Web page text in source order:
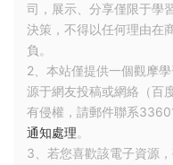
司，展示、分享僅限于學
決策，不得以任何理由在
負。
2、本站僅提供一個觀摩
源于網友投稿或網絡（百
有侵權，請郵件聯系
通知處理。
3、若您喜歡該電子資源